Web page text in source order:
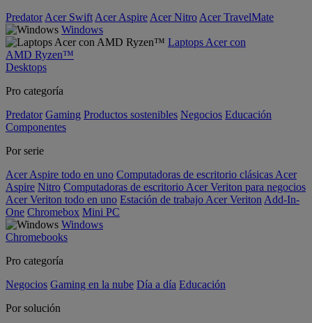
Predator Acer Swift Acer Aspire Acer Nitro Acer TravelMate
Windows
Laptops Acer con
AMD Ryzen™
Desktops
Pro categoría
Predator Gaming Productos sostenibles Negocios Educación
Componentes
Por serie
Acer Aspire todo en uno Computadoras de escritorio clásicas Acer
Aspire Nitro Computadoras de escritorio Acer Veriton para negocios
Acer Veriton todo en uno Estación de trabajo Acer Veriton Add-In-
One Chromebox Mini PC
Windows
Chromebooks
Pro categoría
Negocios Gaming en la nube Día a día Educación
Por solución